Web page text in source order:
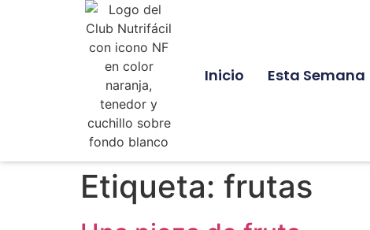
Inicio Esta Semana
Etiqueta: frutas